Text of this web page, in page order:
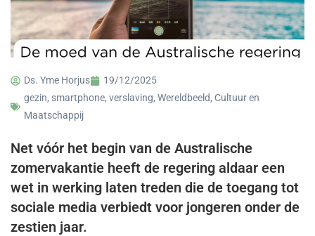
Ds. Yme Horjus
19/12/2025
gezin, smartphone, verslaving, Wereldbeeld, Cultuur en
Maatschappij
Net vóór het begin van de Australische
zomervakantie heeft de regering aldaar een
wet in werking laten treden die de toegang tot
sociale media verbiedt voor jongeren onder de
zestien jaar.